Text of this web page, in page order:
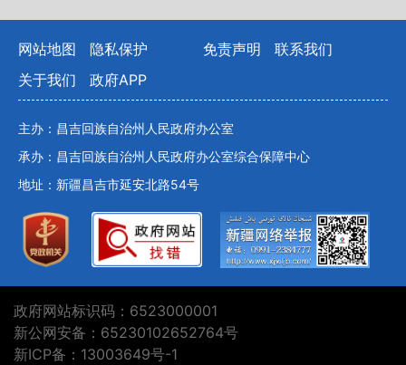
网站地图 隐私保护 免责声明
联系我们
关于我们
政府APP
主办：昌吉回族自治州人民政府办公室
承办：昌吉回族自治州人民政府办公室综合保障中心
地址：新疆昌吉市延安北路54号
政府网站标识码：6523000001
新公网安备：65230102652764号
新ICP备：13003649号-1